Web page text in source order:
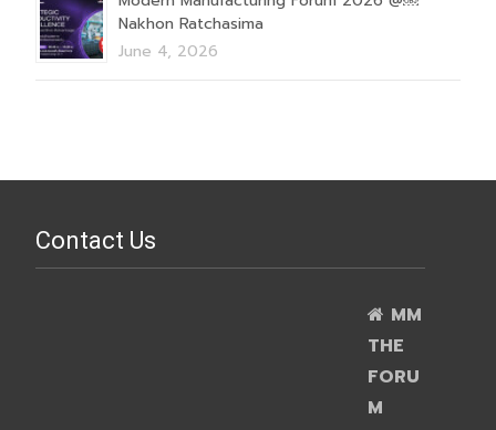
Nakhon Ratchasima
June 4, 2026
Contact Us
MM
THE
FORU
M